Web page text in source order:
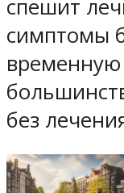
спешит
симптомы
временную
без